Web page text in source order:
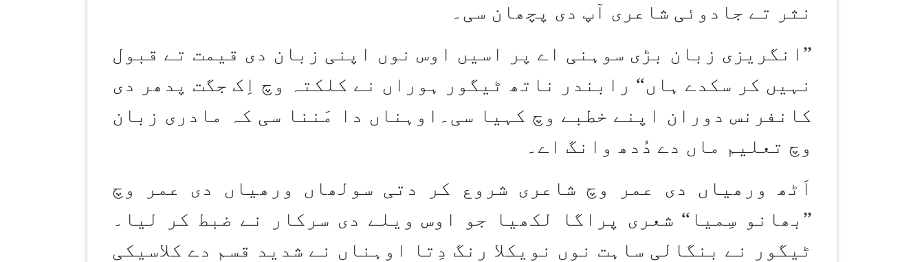
نثر تے جادوئی شاعری آپ دی پچھان سی۔
” انگریزی زبان بڑی سوہنی اے پر اسیں اوس نوں اپنی زبان دی قیمت تے قبول
نہیں کر سکدے ہاں“ رابندر ناتھ ٹیگور ہوراں نے کلکتہ وچ اِک جگت پدھر دی
کانفرنس دوران اپنے خطبے وچ کہیا سی۔اوہناں دا مَننا سی کہ مادری زبان
وچ تعلیم ماں دے دُدھ وانگ اے۔
اَٹھ ورھیاں دی عمر وچ شاعری شروع کر دتی سولھاں ورھیاں دی عمر وچ
”بھانو سِمیا“ شعری پراگا لکھیا جو اوس ویلے دی سرکار نے ضبط کر لیا۔
ٹیگور نے بنگالی ساہت نوں نویکلا رنگ دِتا اوہناں نے شدید قسم دے کلاسیکی